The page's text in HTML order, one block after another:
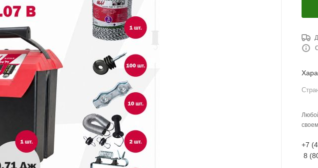
+7
8